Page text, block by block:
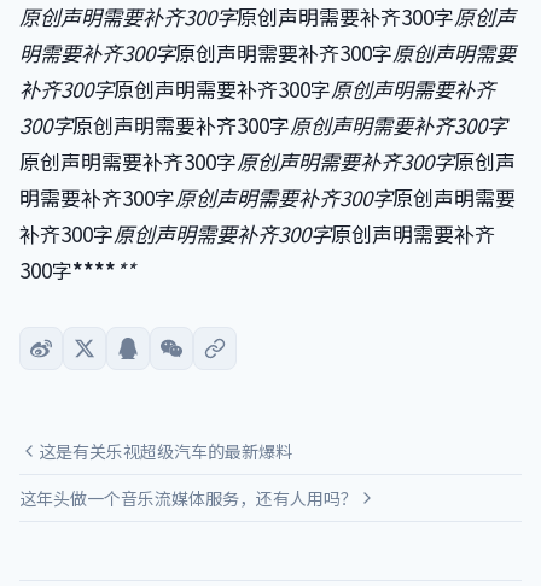
原创声明需要补齐300字原创声明需要补齐300字原创声
明需要补齐300字原创声明需要补齐300字原创声明需要
补齐300字原创声明需要补齐300字原创声明需要补齐
300字原创声明需要补齐300字原创声明需要补齐300字
原创声明需要补齐300字原创声明需要补齐300字原创声
明需要补齐300字原创声明需要补齐300字原创声明需要
补齐300字原创声明需要补齐300字原创声明需要补齐
300字**** **
这是有关乐视超级汽车的最新爆料
这年头做一个音乐流媒体服务，还有人用吗？